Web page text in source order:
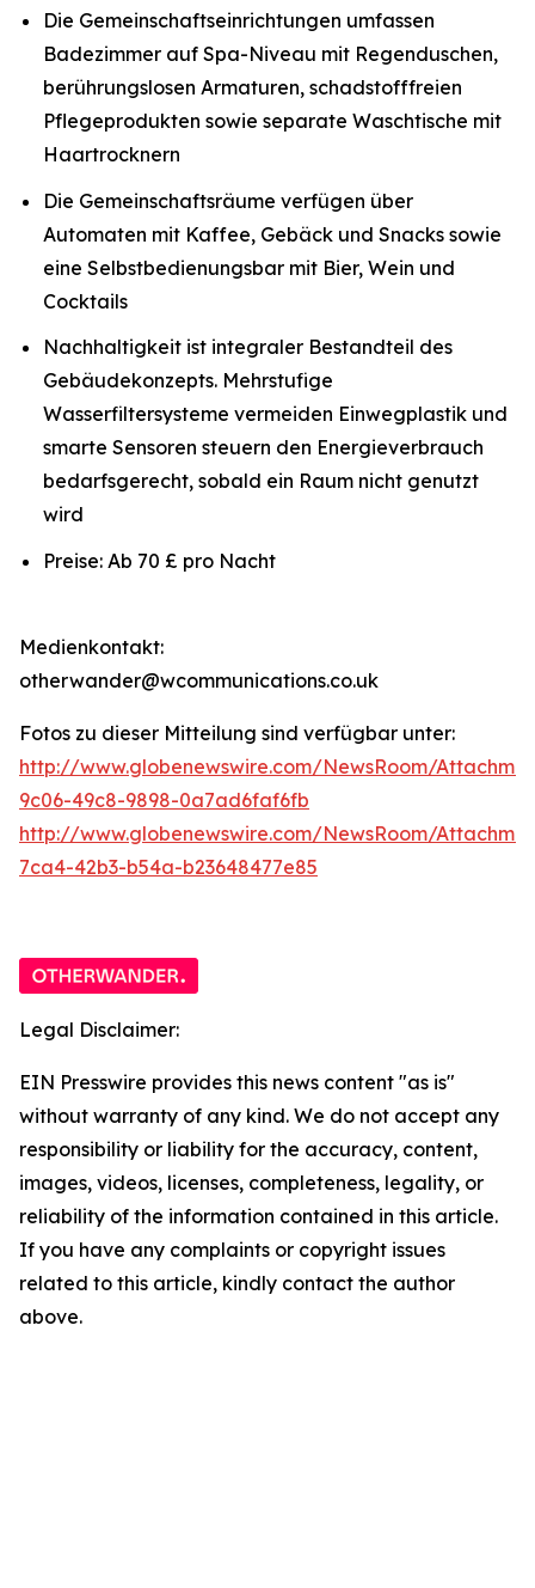
Die Gemeinschaftseinrichtungen umfassen
Badezimmer auf Spa-Niveau mit Regenduschen,
berührungslosen Armaturen, schadstofffreien
Pflegeprodukten sowie separate Waschtische mit
Haartrocknern
Die Gemeinschaftsräume verfügen über
Automaten mit Kaffee, Gebäck und Snacks sowie
eine Selbstbedienungsbar mit Bier, Wein und
Cocktails
Nachhaltigkeit ist integraler Bestandteil des
Gebäudekonzepts. Mehrstufige
Wasserfiltersysteme vermeiden Einwegplastik und
smarte Sensoren steuern den Energieverbrauch
bedarfsgerecht, sobald ein Raum nicht genutzt
wird
Preise: Ab 70 £ pro Nacht
Medienkontakt:
otherwander@wcommunications.co.uk
Fotos zu dieser Mitteilung sind verfügbar unter:
http://www.globenewswire.com/NewsRoom/
9c06-49c8-9898-0a7ad6faf6fb
http://www.globenewswire.com/NewsRoom/
7ca4-42b3-b54a-b23648477e85
Legal Disclaimer:
EIN Presswire provides this news content "as is"
without warranty of any kind. We do not accept any
responsibility or liability for the accuracy, content,
images, videos, licenses, completeness, legality, or
reliability of the information contained in this article.
If you have any complaints or copyright issues
related to this article, kindly contact the author
above.